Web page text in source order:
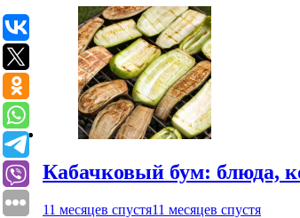
Кабачковый бум: блюда,
11 месяцев спустя11 месяцев спустя